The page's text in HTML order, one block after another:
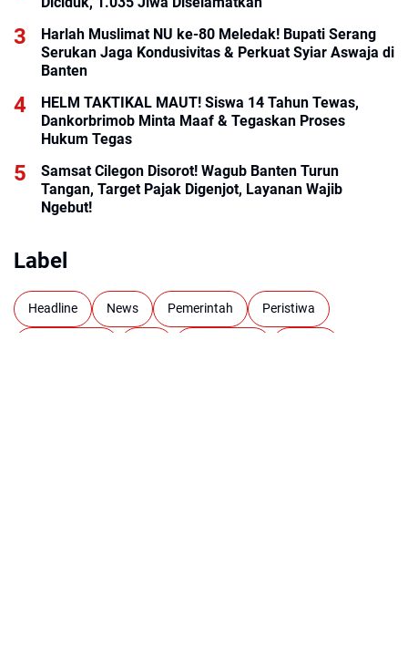
Harlah Muslimat NU ke-80 Meledak! Bupati Serang
Serukan Jaga Kondusivitas & Perkuat Syiar Aswaja di
Banten
HELM TAKTIKAL MAUT! Siswa 14 Tahun Tewas,
Dankorbrimob Minta Maaf & Tegaskan Proses
Hukum Tegas
Samsat Cilegon Disorot! Wagub Banten Turun
Tangan, Target Pajak Digenjot, Layanan Wajib
Ngebut!
Label
Headline News Pemerintah Peristiwa